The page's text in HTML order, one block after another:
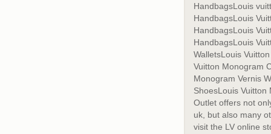
HandbagsLouis
HandbagsLouis
HandbagsLouis
HandbagsLouis
WalletsLouis
Vuitton Monogram
Monogram Vernis
ShoesLouis Vuitton
Outlet offers not
uk, but also many
visit the LV online